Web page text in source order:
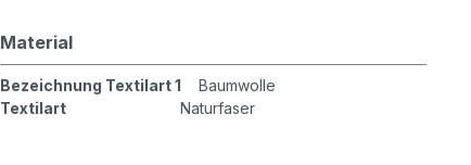
Material
Bezeichnung Textilart 1
Baumwolle
Textilart
Naturfaser